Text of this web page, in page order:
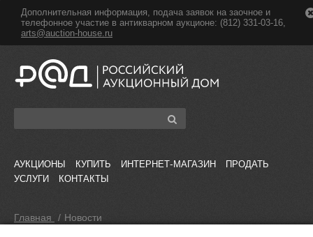
Дополнительная информация, подача заявок на заочное и
телефонное участие в антикварном аукционе: (812) 331-03-16,
arts@auction-house.ru
АУКЦИОНЫ КУПИТЬ ИНТЕРНЕТ-МАГАЗИН
ПРОДАТЬ
УСЛУГИ
КОНТАКТЫ
Главная / Новости